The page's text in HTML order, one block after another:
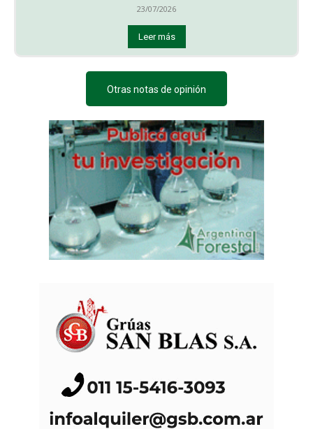
23/07/2026
Leer más
Otras notas de opinión